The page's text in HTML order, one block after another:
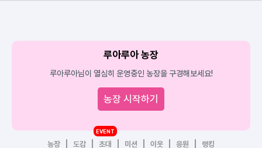
루아루아 농장
루아루아님이 열심히 운영중인 농장을 구경해보세요!
농장 시작하기
농장 도감 초대
EVENT
미션 이웃 응원 랭킹